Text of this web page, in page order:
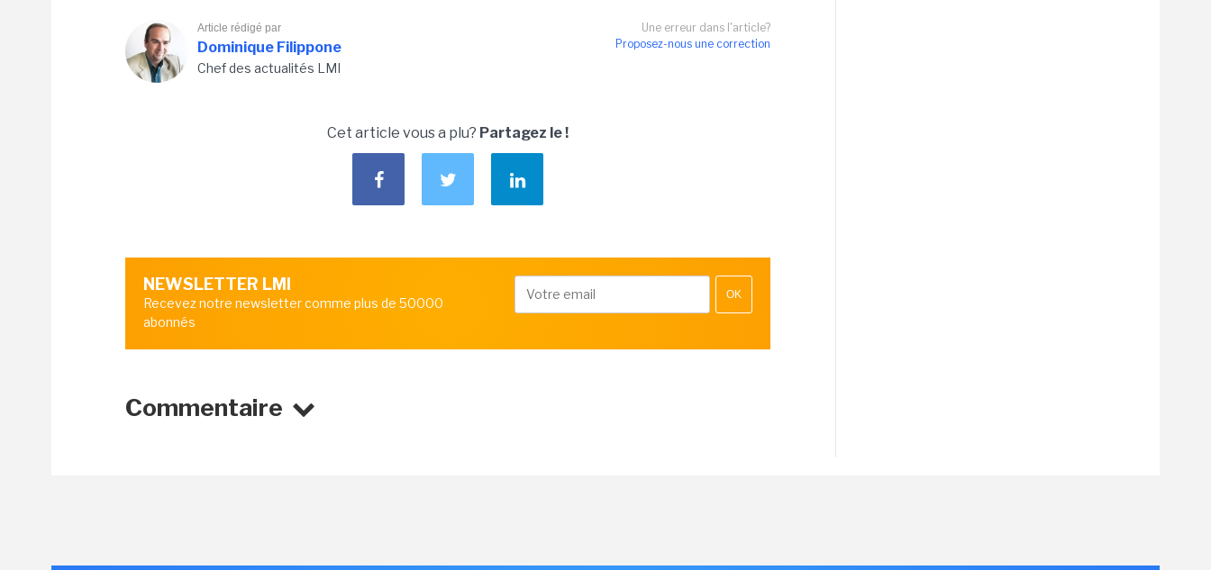
Une erreur dans l'article?
Proposez-nous une correction
Article rédigé par
Dominique Filippone
Chef des actualités LMI
Cet article vous a plu? Partagez le !
NEWSLETTER LMI
Recevez notre newsletter comme plus de 50000
abonnés
OK
Commentaire